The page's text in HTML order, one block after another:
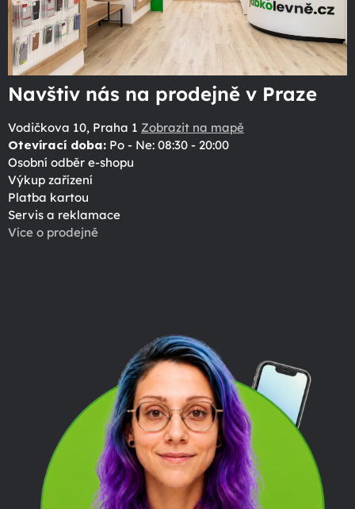
Navštiv nás na prodejně v Praze
Vodičkova 10, Praha 1 Zobrazit na mapě
Otevírací doba: Po - Ne: 08:30 - 20:00
Osobní odběr e-shopu
Výkup zařízení
Platba kartou
Servis a reklamace
Více o prodejně